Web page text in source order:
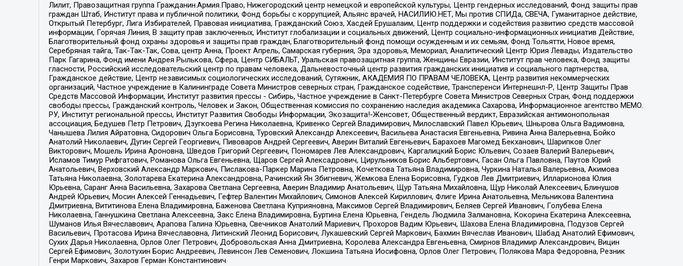
Лилит, Правозащитная группа Гражданин.Армия.Право, Нижегородский центр немецкой и европейской культуры, Центр гендерных исследований, Фонд защиты прав
граждан Штаб, Институт права и публичной политики, Фонд борьбы с коррупцией, Альянс врачей, НАСИЛИЮ.НЕТ, Мы против СПИДа, СВЕЧА, Гуманитарное действие,
Открытый Петербург, Лига Избирателей, Правовая инициатива, Гражданский Союз, Хасдей Ерушалаим, Центр поддержки и содействия развитию средств массовой
информации, Горячая Линия, В защиту прав заключенных, Институт глобализации и социальных движений, Центр социально-информационных инициатив Действие,
Благотворительный фонд охраны здоровья и защиты прав граждан, Благотворительный фонд помощи осужденным и их семьям, Фонд Тольятти, Новое время,
Серебряная тайга, Так-Так-Так, Сова, центр Анна, Проект Апрель, Самарская губерния, Эра здоровья, Мемориал, Аналитический Центр Юрия Левады, Издательство
Парк Гагарина, Фонд имени Андрея Рылькова, Сфера, Центр СИБАЛЬТ, Уральская правозащитная группа, Женщины Евразии, Институт прав человека, Фонд защиты
гласности, Российский исследовательский центр по правам человека, Дальневосточный центр развития гражданских инициатив и социального партнерства,
Гражданское действие, Центр независимых социологических исследований, Сутяжник, АКАДЕМИЯ ПО ПРАВАМ ЧЕЛОВЕКА, Центр развития некоммерческих
организаций, Частное учреждение в Калининграде Совета Министров северных стран, Гражданское содействие, Трансперенси Интернешнл-Р, Центр Защиты Прав
Средств Массовой Информации, Институт развития прессы - Сибирь, Частное учреждение в Санкт-Петербурге Совета Министров Северных Стран, Фонд поддержки
свободы прессы, Гражданский контроль, Человек и Закон, Общественная комиссия по сохранению наследия академика Сахарова, Информационное агентство МЕМО.
РУ, Институт региональной прессы, Институт Развития Свободы Информации, Экозащита!-Женсовет, Общественный вердикт, Евразийская антимонопольная
ассоциация, Бедушев Петр Петрович, Дзугкоева Регина Николаевна, Кривенко Сергей Владимирович, Милославский Павел Юрьевич, Шнырова Ольга Вадимовна,
Чанышева Лилия Айратовна, Сидорович Ольга Борисовна, Туровский Александр Алексеевич, Васильева Анастасия Евгеньевна, Ривина Анна Валерьевна, Бойко
Анатолий Николаевич, Дугин Сергей Георгиевич, Пивоваров Андрей Сергеевич, Аверин Виталий Евгеньевич, Барахоев Магомед Бекханович, Шарипков Олег
Викторович, Мошель Ирина Ароновна, Шведов Григорий Сергеевич, Пономарев Лев Александрович, Каргалицкий Борис Юльевич, Созаев Валерий Валерьевич,
Исламов Тимур Рифгатович, Романова Ольга Евгеньевна, Щаров Сергей Алексадрович, Цирульников Борис Альбертович, Гасан Ольга Павловна, Паутов Юрий
Анатольевич, Верховский Александр Маркович, Пислакова-Паркер Марина Петровна, Кочеткова Татьяна Владимировна, Чуркина Наталья Валерьевна, Акимова
Татьяна Николаевна, Золотарева Екатерина Александровна, Рачинский Ян Збигневич, Жемкова Елена Борисовна, Гудков Лев Дмитриевич, Илларионова Юлия
Юрьевна, Саранг Анна Васильевна, Захарова Светлана Сергеевна, Аверин Владимир Анатольевич, Щур Татьяна Михайловна, Щур Николай Алексеевич, Блинушов
Андрей Юрьевич, Мосин Алексей Геннадьевич, Гефтер Валентин Михайлович, Симонов Алексей Кириллович, Флиге Ирина Анатольевна, Мельникова Валентина
Дмитриевна, Вититинова Елена Владимировна, Баженова Светлана Куприяновна, Максимов Сергей Владимирович, Беляев Сергей Иванович, Голубева Елена
Николаевна, Ганнушкина Светлана Алексеевна, Закс Елена Владимировна, Буртина Елена Юрьевна, Гендель Людмила Залмановна, Кокорина Екатерина Алексеевна,
Шуманов Илья Вячеславович, Арапова Галина Юрьевна, Свечников Анатолий Мариевич, Прохоров Вадим Юрьевич, Шахова Елена Владимировна, Подузов Сергей
Васильевич, Протасова Ирина Вячеславовна, Литинский Леонид Борисович, Лукашевский Сергей Маркович, Бахмин Вячеслав Иванович, Шабад Анатолий Ефимович,
Сухих Дарья Николаевна, Орлов Олег Петрович, Добровольская Анна Дмитриевна, Королева Александра Евгеньевна, Смирнов Владимир Александрович, Вицин
Сергей Ефимович, Золотухин Борис Андреевич, Левинсон Лев Семенович, Локшина Татьяна Иосифовна, Орлов Олег Петрович, Полякова Мара Федоровна, Резник
Генри Маркович, Захаров Герман Константинович